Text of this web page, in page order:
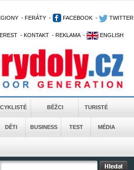
- FERÁTY - FACEBOOK - TWITTER
- KONTAKT - REKLAMA - ENGLISH
CYKLISTÉ BĚŽCI TURISTÉ
DĚTI BUSINESS TEST MÉDIA